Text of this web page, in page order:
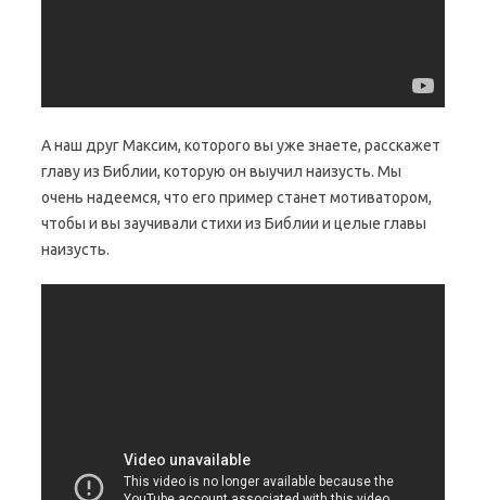
А наш друг Максим, которого вы уже знаете, расскажет
главу из Библии, которую он выучил наизусть. Мы
очень надеемся, что его пример станет мотиватором,
чтобы и вы заучивали стихи из Библии и целые главы
наизусть.